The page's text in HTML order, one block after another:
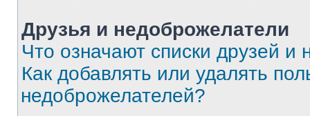
Друзья и недоброжелатели
Что означают списки друзей и
Как добавлять или удалять
недоброжелателей?